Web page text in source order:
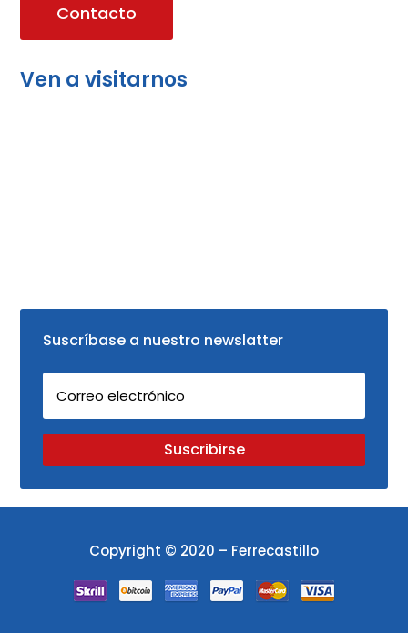
Contacto
Ven a visitarnos
Suscríbase a nuestro newslatter
Suscribirse
Copyright © 2020 – Ferrecastillo